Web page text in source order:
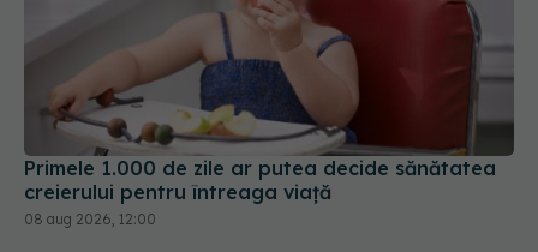
Primele 1.000 de zile ar putea decide sănătatea
creierului pentru întreaga viață
08 aug 2026, 12:00